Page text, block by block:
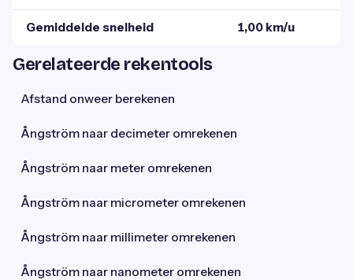
Gemiddelde snelheid 1,00 km/u
Gerelateerde rekentools
Afstand onweer berekenen
Ångström naar decimeter omrekenen
Ångström naar meter omrekenen
Ångström naar micrometer omrekenen
Ångström naar millimeter omrekenen
Ångström naar nanometer omrekenen